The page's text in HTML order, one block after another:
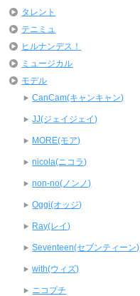
タレント
テニミュ
ヒルナンデス！
ミュージカル
モデル
CanCam(キャンキャン)
JJ(ジェイジェイ)
MORE(モア)
nicola(ニコラ)
non-no(ノンノ)
Oggi(オッジ)
Ray(レイ)
Seventeen(セブンティーン)
with(ウィズ)
ニコプチ